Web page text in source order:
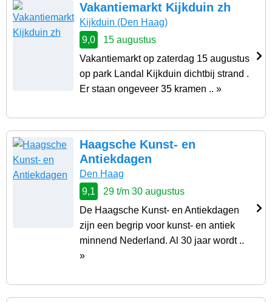
Vakantiemarkt Kijkduin zh
Kijkduin (Den Haag)
9,0
15 augustus
Vakantiemarkt op zaterdag 15 augustus
op park Landal Kijkduin dichtbij strand .
Er staan ongeveer 35 kramen .. »
Haagsche Kunst- en
Antiekdagen
Den Haag
9,1
29 t/m 30 augustus
De Haagsche Kunst- en Antiekdagen
zijn een begrip voor kunst- en antiek
minnend Nederland. Al 30 jaar wordt ..
»